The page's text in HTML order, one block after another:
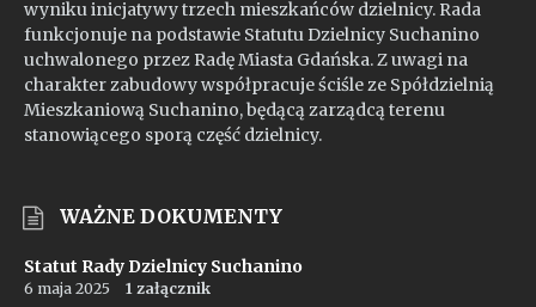
wyniku inicjatywy trzech mieszkańców dzielnicy. Rada
funkcjonuje na podstawie Statutu Dzielnicy Suchanino
uchwalonego przez Radę Miasta Gdańska. Z uwagi na
charakter zabudowy współpracuje ściśle ze Spółdzielnią
Mieszkaniową Suchanino, będącą zarządcą terenu
stanowiącego sporą część dzielnicy.
WAŻNE DOKUMENTY
Statut Rady Dzielnicy Suchanino
6 maja 2025 1 załącznik